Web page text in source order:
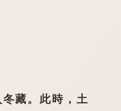
藏。此時，土